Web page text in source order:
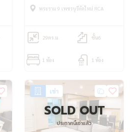
พระราม 9 เพชรบุรีตัดใหม่ RCA
29ตร.ม. ชั้น6
1 ห้อง 1 ห้อง
เช่า
SOLD OUT
ประกาศนี้เช่าแล้ว